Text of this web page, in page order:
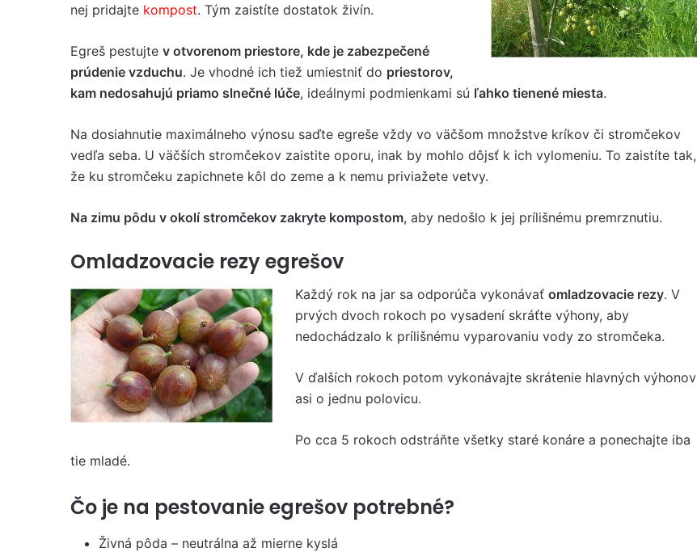
nej pridajte kompost. Tým zaistíte dostatok živín.
Egreš pestujte v otvorenom priestore, kde je zabezpečené
prúdenie vzduchu. Je vhodné ich tiež umiestniť do priestorov,
kam nedosahujú priamo slnečné lúče, ideálnymi podmienkami sú ľahko tienené miesta.
Na dosiahnutie maximálneho výnosu saďte egreše vždy vo väčšom množstve kríkov či stromčekov
vedľa seba. U väčších stromčekov zaistite oporu, inak by mohlo dôjsť k ich vylomeniu. To zaistíte tak,
že ku stromčeku zapichnete kôl do zeme a k nemu priviažete vetvy.
Na zimu pôdu v okolí stromčekov zakryte kompostom, aby nedošlo k jej prílišnému premrznutiu.
Omladzovacie rezy egrešov
Každý rok na jar sa odporúča vykonávať omladzovacie rezy. V
prvých dvoch rokoch po vysadení skráťte výhony, aby
nedochádzalo k prílišnému vyparovaniu vody zo stromčeka.
V ďalších rokoch potom vykonávajte skrátenie hlavných výhonov
asi o jednu polovicu.
Po cca 5 rokoch odstráňte všetky staré konáre a ponechajte iba
tie mladé.
Čo je na pestovanie egrešov potrebné?
Živná pôda – neutrálna až mierne kyslá